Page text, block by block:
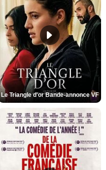
Le Triangle d'or Bande-annonce VF